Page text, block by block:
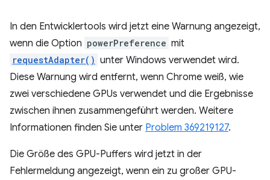
In den Entwicklertools wird jetzt eine Warnung angezeigt,
wenn die Option powerPreference mit
requestAdapter() unter Windows verwendet wird.
Diese Warnung wird entfernt, wenn Chrome weiß, wie
zwei verschiedene GPUs verwendet und die Ergebnisse
zwischen ihnen zusammengeführt werden. Weitere
Informationen finden Sie unter Problem 369219127.
Die Größe des GPU-Puffers wird jetzt in der
Fehlermeldung angezeigt, wenn ein zu großer GPU-